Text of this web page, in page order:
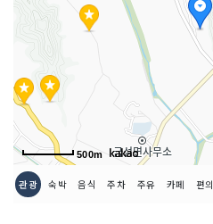
500m
관광 숙박 음식 주차 주유 카페 편의